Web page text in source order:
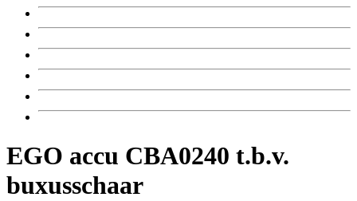
EGO accu CBA0240 t.b.v.
buxusschaar